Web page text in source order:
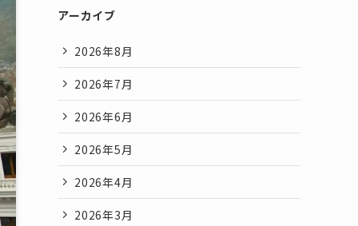
アーカイブ
2026年8月
2026年7月
2026年6月
2026年5月
2026年4月
2026年3月